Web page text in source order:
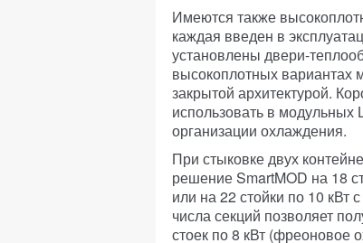
Имеются также
каждая введен в
установлены двери-
высокоплотных вариантах
закрытой архитектурой.
использовать в
организации охлаждения.
При стыковке двух
решение SmartMOD на 18
или на 22 стойки по 10
числа секций позволяет
стоек по 8 кВт (фреоновое